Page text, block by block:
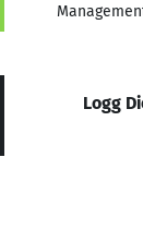
Logg